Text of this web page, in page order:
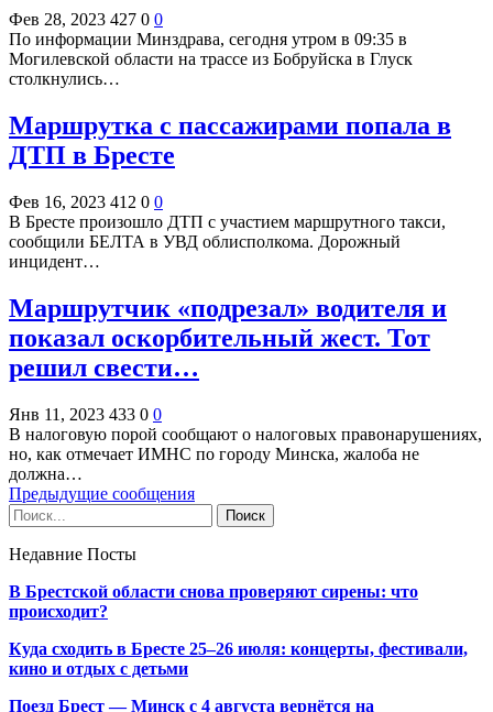
Фев 28, 2023 427 0 0
По информации Минздрава, сегодня утром в 09:35 в
Могилевской области на трассе из Бобруйска в Глуск
столкнулись…
Маршрутка с пассажирами попала в
ДТП в Бресте
Фев 16, 2023 412 0 0
В Бресте произошло ДТП с участием маршрутного такси,
сообщили БЕЛТА в УВД облисполкома. Дорожный
инцидент…
Маршрутчик «подрезал» водителя и
показал оскорбительный жест. Тот
решил свести…
Янв 11, 2023 433 0 0
В налоговую порой сообщают о налоговых правонарушениях,
но, как отмечает ИМНС по городу Минска, жалоба не
должна…
Предыдущие сообщения
Недавние Посты
В Брестской области снова проверяют сирены: что
происходит?
Куда сходить в Бресте 25–26 июля: концерты, фестивали,
кино и отдых с детьми
Поезд Брест — Минск с 4 августа вернётся на